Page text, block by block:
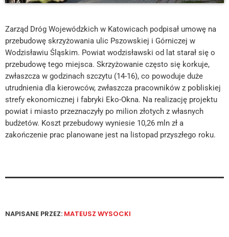
Zarząd Dróg Wojewódzkich w Katowicach podpisał umowę na
przebudowę skrzyżowania ulic Pszowskiej i Górniczej w
Wodzisławiu Śląskim. Powiat wodzisławski od lat starał się o
przebudowę tego miejsca. Skrzyżowanie często się korkuje,
zwłaszcza w godzinach szczytu (14-16), co powoduje duże
utrudnienia dla kierowców, zwłaszcza pracowników z pobliskiej
strefy ekonomicznej i fabryki Eko-Okna. Na realizację projektu
powiat i miasto przeznaczyły po milion złotych z własnych
budżetów. Koszt przebudowy wyniesie 10,26 mln zł a
zakończenie prac planowane jest na listopad przyszłego roku.
NAPISANE PRZEZ: MATEUSZ WYSOCKI